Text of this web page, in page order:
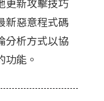
更新攻擊技巧
新惡意程式碼
分析方式以協
功能。